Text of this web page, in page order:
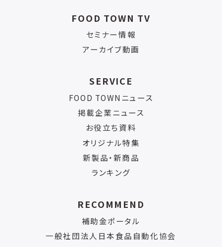
FOOD TOWN TV
セミナー情報
アーカイブ動画
SERVICE
FOOD TOWNニュース
掲載企業ニュース
お役立ち資料
オリジナル特集
新製品・新商品
ランキング
RECOMMEND
補助金ポータル
一般社団法人日本食品自動化協会